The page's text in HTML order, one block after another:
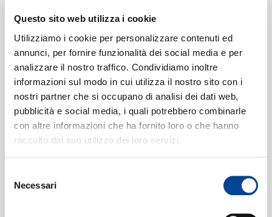
Questo sito web utilizza i cookie
Utilizziamo i cookie per personalizzare contenuti ed
annunci, per fornire funzionalità dei social media e per
analizzare il nostro traffico. Condividiamo inoltre
informazioni sul modo in cui utilizza il nostro sito con i
nostri partner che si occupano di analisi dei dati web,
pubblicità e social media, i quali potrebbero combinarle
con altre informazioni che ha fornito loro o che hanno
raccolto dal suo utilizzo dei loro servizi.
delNecessari
1 Eso
03:46
Maikel Delacalle, Fuego
Formati disponibili:
UPC:00602567463740
CHI SIAMO
CONTATTI
NEWSLETTER